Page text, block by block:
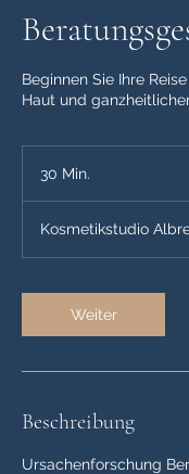
Beginnen Sie Ihre
Haut und
30 Min.
i
n
Kosmetikstudio
Weiter
Beschreibung
Ursachenforschung